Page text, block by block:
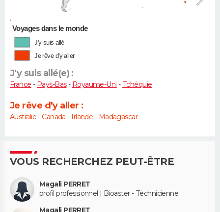
•
Voyages dans le monde
J'y suis allé
Je rêve d'y aller
J'y suis allé(e) :
France - Pays-Bas- Royaume-Uni - Tchéquie
Je rêve d'y aller :
Australie- Canada - Irlande - Madagascar
VOUS RECHERCHEZ PEUT-ÊTRE
Magali PERRET
profil professionnel | Bioaster - Technicienne
Magali PERRET